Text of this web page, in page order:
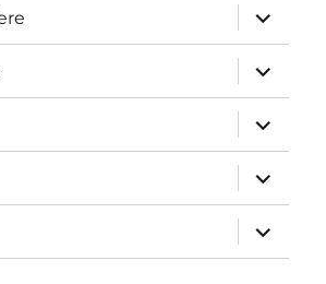
öffnen
öffnen
öffnen
öffnen
öffnen